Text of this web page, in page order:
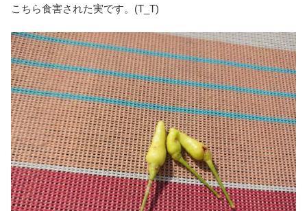
こちら食害された実です。(T_T)